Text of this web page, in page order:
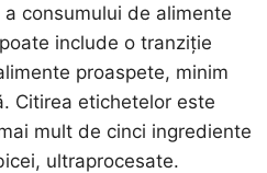
consumului de alimente
include o tranziție
proaspete, minim
Citirea etichetelor este
mult de cinci ingrediente
ultraprocesate.